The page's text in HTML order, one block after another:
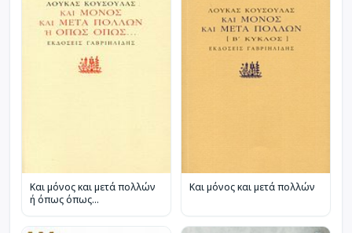
Και μόνος και μετά πολλών
ή όπως όπως...
Και μόνος και μετά πολλών